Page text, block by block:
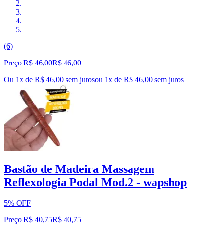
(6)
Preço R$ 46,00R$ 46,00
Ou 1x de R$ 46,00 sem jurosou 1x de R$ 46,00 sem juros
Bastão de Madeira Massagem
Reflexologia Podal Mod.2 - wapshop
5% OFF
Preço R$ 40,75R$ 40,75